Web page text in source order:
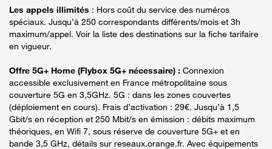
Les appels illimités : Hors coût du service des numéros
spéciaux. Jusqu’à 250 correspondants différents/mois et 3h
maximum/appel. Voir la liste des destinations sur la fiche tarifaire
en vigueur.
Offre 5G+ Home (Flybox 5G+ nécessaire) : Connexion
accessible exclusivement en France métropolitaine sous
couverture 5G en 3,5GHz. 5G : dans les zones couvertes
(déploiement en cours). Frais d’activation : 29€. Jusqu’à 1,5
Gbit/s en réception et 250 Mbit/s en émission : débits maximum
théoriques, en Wifi 7, sous réserve de couverture 5G+ et en
bande 3,5 GHz, détails sur reseaux.orange.fr. Avec équipements